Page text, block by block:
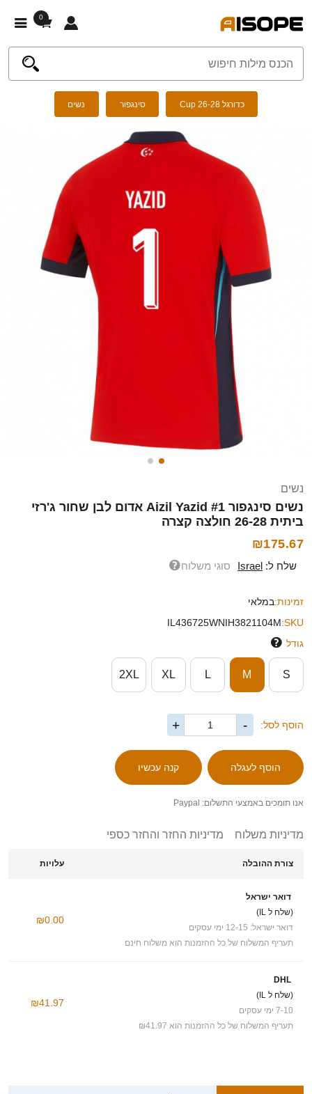
0
כדורגל Cup 26-28 סינגפור נשים
נשים
נשים סינגפור Aizil Yazid #1 אדום לבן שחור ג'רזי
ביתית 26-28 חולצה קצרה
₪175.67
שלח ל: Israel סוגי משלוח
זמינות:במלאי
SKU:
IL436725WNIH3821104M
גודל
S
M
L
XL
2XL
הוסף לסל: -
+
אנו תומכים באמצעי התשלום: Paypal
מדיניות משלוח מדיניות החזר והחזר כספי
צורת ההובלה עלויות
דואר ישראל
(שלח ל IL)
דואר ישראל: 12-15 ימי עסקים
תעריף המשלוח של כל ההזמנות הוא משלוח חינם
₪0.00
DHL
(שלח ל IL)
7-10 ימי עסקים
תעריף המשלוח של כל ההזמנות הוא ₪41.97
₪41.97